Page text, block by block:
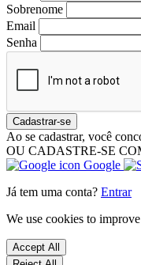
Sobrenome
Email
Senha
Cadastrar-se
Ao se cadastrar, você
OU CADASTRE-SE
Google
Já tem uma conta? Entrar
We use cookies to
Accept All